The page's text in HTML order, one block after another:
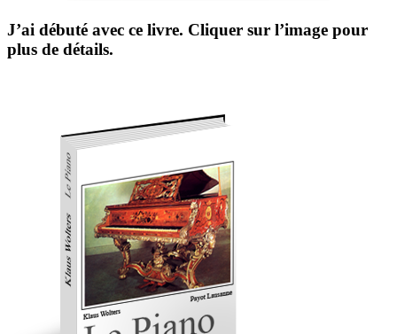
J’ai débuté avec ce livre. Cliquer sur l’image pour
plus de détails.